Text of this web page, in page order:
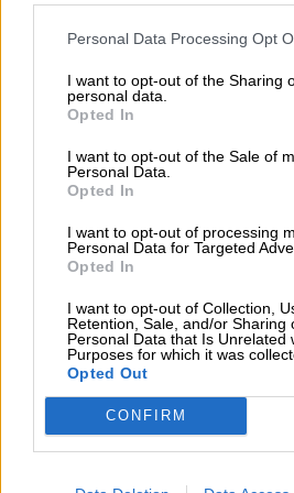
Personal Data Processing Opt
I want to opt-out of the Sharing
personal data.
Opted In
I want to opt-out of the Sale of
Personal Data.
Opted In
I want to opt-out of processing
Personal Data for Targeted
Opted In
I want to opt-out of Collection,
Retention, Sale, and/or Sharing
Personal Data that Is Unrelated
Purposes for which it was
Opted Out
CONFIRM
prezentując ogromną
– zastosowano w nim
czemu życie komputera jest
więcej – wyposażony został
vPro, dzięki której
jest jeszcze łatwiejsze.
poszczególnych
zarządzanie tym
Alternatywą dla wersji
Form Factor, który również
potrzeby korporacyjne,
dużo mniejszymi